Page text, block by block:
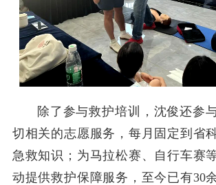
除了参与救护培训，沈俊还参
切相关的志愿服务，每月固定到省
急救知识；为马拉松赛、自行车赛
动提供救护保障服务，至今已有30